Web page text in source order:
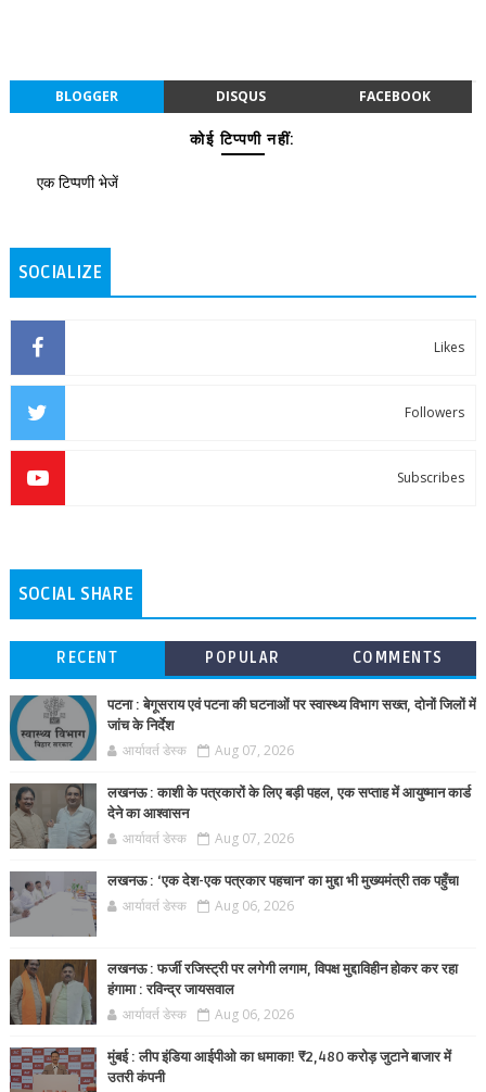
BLOGGER DISQUS FACEBOOK
कोई टिप्पणी नहीं:
एक टिप्पणी भेजें
SOCIALIZE
Likes
Followers
Subscribes
SOCIAL SHARE
RECENT POPULAR COMMENTS
पटना : बेगूसराय एवं पटना की घटनाओं पर स्वास्थ्य विभाग सख्त, दोनों जिलों में
जांच के निर्देश
आर्यावर्त डेस्क Aug 07, 2026
लखनऊ : काशी के पत्रकारों के लिए बड़ी पहल, एक सप्ताह में आयुष्मान कार्ड
देने का आश्वासन
आर्यावर्त डेस्क Aug 07, 2026
लखनऊ : ‘एक देश-एक पत्रकार पहचान’ का मुद्दा भी मुख्यमंत्री तक पहुँचा
आर्यावर्त डेस्क Aug 06, 2026
लखनऊ : फर्जी रजिस्ट्री पर लगेगी लगाम, विपक्ष मुद्दाविहीन होकर कर रहा
हंगामा : रविन्द्र जायसवाल
आर्यावर्त डेस्क Aug 06, 2026
मुंबई : लीप इंडिया आईपीओ का धमाका! ₹2,480 करोड़ जुटाने बाजार में
उतरी कंपनी